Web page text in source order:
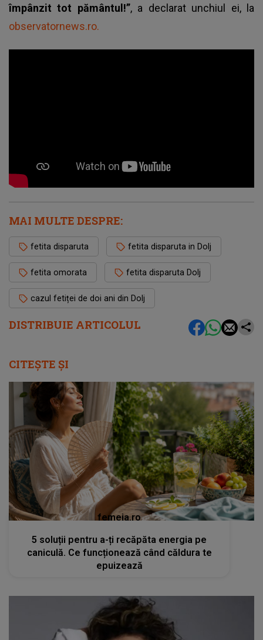
DISTRIBUIE ARTICOLUL
împânzit tot pământul!”, a declarat unchiul ei, la
observatornews.ro.
MAI MULTE DESPRE:
fetita disparuta fetita disparuta in Dolj
fetita omorata fetita disparuta Dolj
cazul fetiței de doi ani din Dolj
CITEȘTE ȘI
femeia.ro
5 soluții pentru a-ți recăpăta energia pe
caniculă. Ce funcționează când căldura te
epuizează